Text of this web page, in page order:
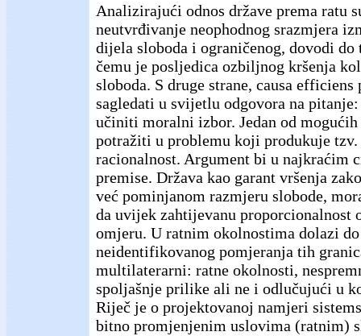
Analizirajući odnos države prema ratu
neutvrđivanje neophodnog srazmjera
dijela sloboda i ograničenog, dovodi
čemu je posljedica ozbiljnog kršenja
sloboda. S druge strane, causa efficiens
sagledati u svijetlu odgovora na
učiniti moralni izbor. Jedan od mogućih
potražiti u problemu koji produkuje tzv.
racionalnost. Argument bi u najkraćim
premise. Država kao garant vršenja
već pominjanom razmjeru slobode,
da uvijek zahtijevanu proporcionalnost
omjeru. U ratnim okolnostima dolazi
neidentifikovanog pomjeranja tih
multilaterarni: ratne okolnosti,
spoljašnje prilike ali ne i odlučujući u
Riječ je o projektovanoj namjeri
bitno promjenjenim uslovima (ratnim)